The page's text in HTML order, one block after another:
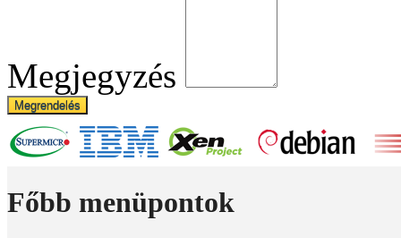
Megjegyzés
Megrendelés
Főbb menüpontok